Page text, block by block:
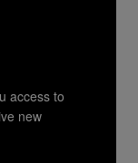
fine pare da
odlazilo
access to
new